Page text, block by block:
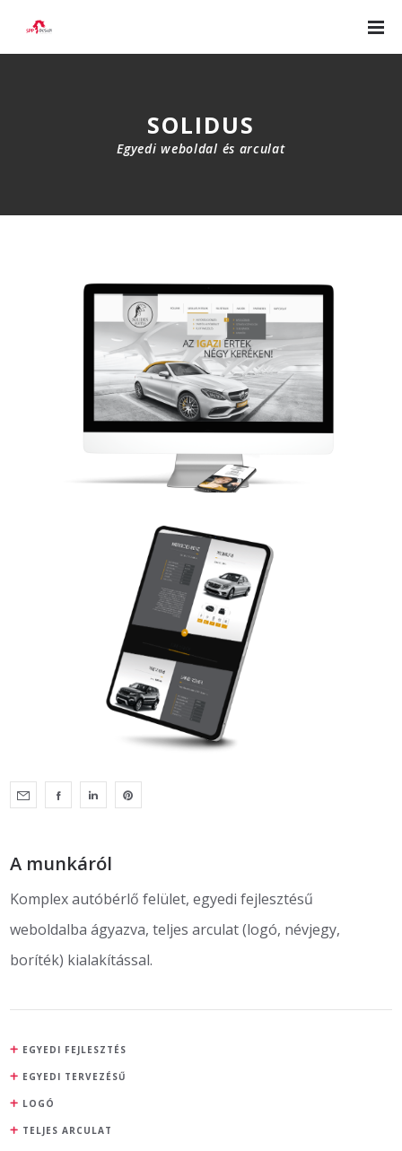
SOLIDUS
Egyedi weboldal és arculat
A munkáról
Komplex autóbérlő felület, egyedi fejlesztésű
weboldalba ágyazva, teljes arculat (logó, névjegy,
boríték) kialakítással.
EGYEDI FEJLESZTÉS
EGYEDI TERVEZÉSŰ
LOGÓ
TELJES ARCULAT